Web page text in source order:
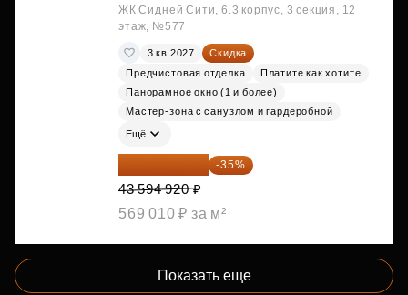
ЖК Сидней Сити, 6.3 корпус, 3 секция, 12
этаж, №577
3 кв 2027
Скидка
Предчистовая отделка
Платите как хотите
Панорамное окно (1 и более)
Мастер-зона с санузлом и гардеробной
Ещё
28 336 698 ₽ -35%
43 594 920 ₽
569 010 ₽ за м²
Показать еще